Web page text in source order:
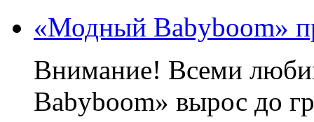
«Модный Babyboom»
Внимание! Всеми
Babyboom» вырос до